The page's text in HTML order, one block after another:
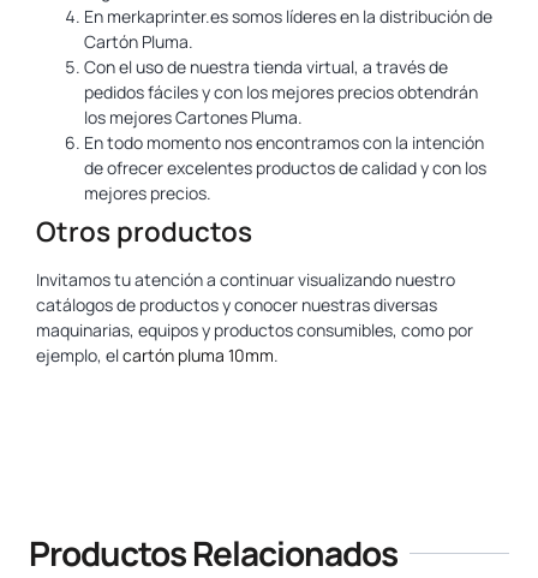
En merkaprinter.es somos líderes en la distribución de
Cartón Pluma.
Con el uso de nuestra tienda virtual, a través de
pedidos fáciles y con los mejores precios obtendrán
los mejores Cartones Pluma.
En todo momento nos encontramos con la intención
de ofrecer excelentes productos de calidad y con los
mejores precios.
Otros productos
Invitamos tu atención a continuar visualizando nuestro
catálogos de productos y conocer nuestras diversas
maquinarias, equipos y productos consumibles, como por
ejemplo, elcartón pluma 10mm.
Productos Relacionados